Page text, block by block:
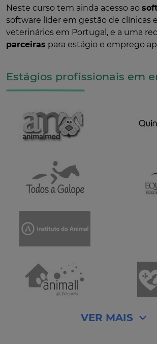
Neste curso tem ainda acesso ao
software líder em gestão de clínicas
veterinários em Portugal, e a uma
parceiras para estágio e emprego
Estágios profissionais em
VER MAIS